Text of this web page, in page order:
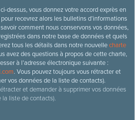
dessus, vous donnez votre accord exprès en
recevrez alors les bulletins d’informations
comment nous conservons vos données,
dans notre base de données et quels
tous les détails dans notre nouvellecharte
avez des questions à propos de cette charte,
à l’adresse électronique suivante :
. Vous pouvez toujours vous rétracter et
vos données de la liste de contacts).
et demander à supprimer vos données
la liste de contacts).